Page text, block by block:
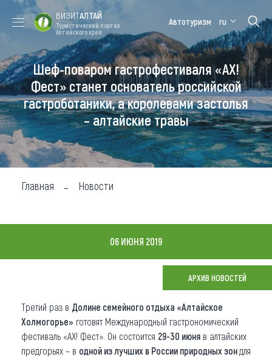
Форум VISIT
ALTAI
Цветение
маральника
Медицинский
форум
Алтайская
зимовка
Туры
Где побывать
Чем заняться
Где остановиться
О регионе
Коллекция впечатлений
ВИЗИТАЛТАЙ
Туристический портал
Алтайского края
Автотуризм ru
Шеф-поваром гастрофестиваля «АХ!
Фест» станет основатель российской
гастроботаники, а королевами застолья
– алтайские травы
Главная Новости
06 ИЮНЯ 2019
АРХИВ НОВОСТЕЙ
Третий раз в Долине семейного отдыха «Алтайское
Холмогорье» готовят Международный гастрономический
фестиваль «АХ! Фест». Он состоится 29-30 июня в алтайских
предгорьях – в одной из лучших в России природных зондля